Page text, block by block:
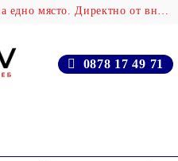
Крабов - Над 100 000 продукта на едно място. Директно от вносителя!
0878 17 49 71